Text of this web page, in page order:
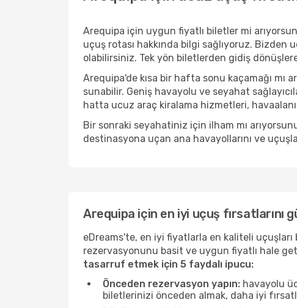
Arequipa için uygun fiyatlı biletler mi
uçuş rotası hakkında bilgi sağlıyoruz.
olabilirsiniz. Tek yön biletlerden gidiş
Arequipa'de kısa bir hafta sonu kaçamağı mı
sunabilir. Geniş havayolu ve seyahat
hatta ucuz araç kiralama hizmetleri,
Bir sonraki seyahatiniz için ilham mı
destinasyona uçan ana havayollarını ve
Arequipa için en iyi uçuş fırsatlarını
eDreams'te, en iyi fiyatlarla en kaliteli
rezervasyonunu basit ve uygun fiyatlı hale
tasarruf etmek için 5 faydalı ipucu:
Önceden rezervasyon yapın: havayolu
biletlerinizi önceden almak, daha iyi